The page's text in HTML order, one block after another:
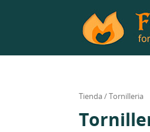
Tienda/ Tornilleria